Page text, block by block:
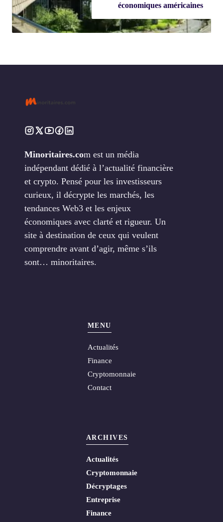
économiques américaines
Minoritaires.com est un média
indépendant dédié à l’actualité financière
et crypto. Pensé pour les investisseurs
curieux, il décrypte les marchés, les
tendances Web3 et les enjeux
économiques avec clarté et rigueur. Un
site à destination de ceux qui veulent
comprendre avant d’agir, même s’ils
sont… minoritaires.
MENU
Actualités
Finance
Cryptomonnaie
Contact
ARCHIVES
Actualités
Cryptomonnaie
Décryptages
Entreprise
Finance